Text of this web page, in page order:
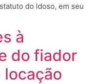
do Idoso, em seu
à
do fiador